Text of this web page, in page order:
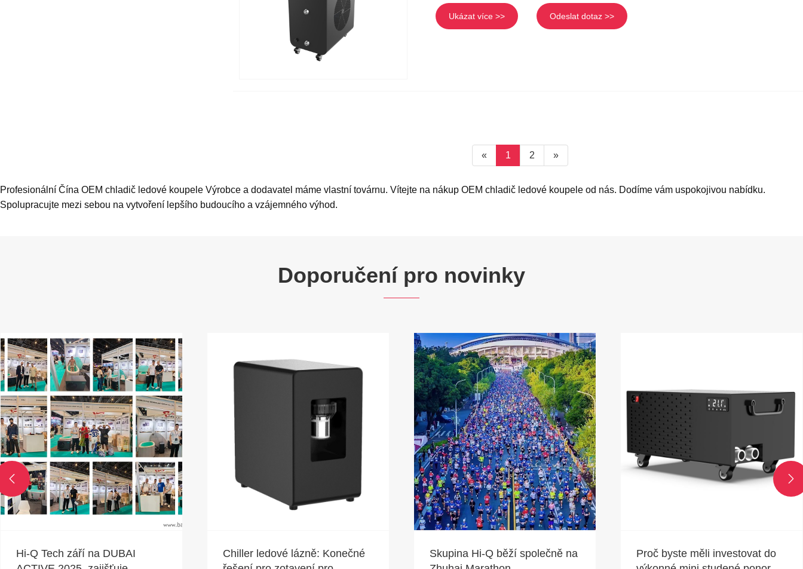
Ukázat více >> Odeslat dotaz >>
« 1 2 »
Profesionální Čína OEM chladič ledové koupele Výrobce a dodavatel máme vlastní továrnu. Vítejte na nákup OEM chladič ledové koupele od nás. Dodíme vám uspokojivou nabídku.
Spolupracujte mezi sebou na vytvoření lepšího budoucího a vzájemného výhod.
Doporučení pro novinky
Hi-Q Tech září na DUBAI
Chiller ledové lázně: Konečné
Skupina Hi-Q běží společně na
Proč byste měli investovat do
 